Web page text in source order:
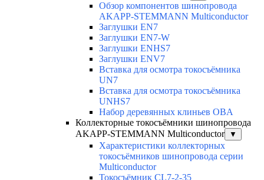
Обзор компонентов шинопровода
AKAPP-STEMMANN Multiconductor
Заглушки EN7
Заглушки EN7-W
Заглушки ENHS7
Заглушки ENV7
Вставка для осмотра токосъёмника
UN7
Вставка для осмотра токосъёмника
UNHS7
Набор деревянных клиньев OBA
Коллекторные токосъёмники шинопровода
AKAPP-STEMMANN Multiconductor
▼
Характеристики коллекторных
токосъёмников шинопровода серии
Multiconductor
Токосъёмник CL7-2-35